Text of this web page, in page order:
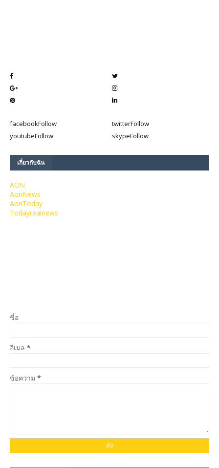
facebookFollow twitterFollow
youtubeFollow skypeFollow
เกี่ยวกับฉัน
AON
AonNews
AonToday
Todayrealnews
ชื่อ
อีเมล *
ข้อความ *